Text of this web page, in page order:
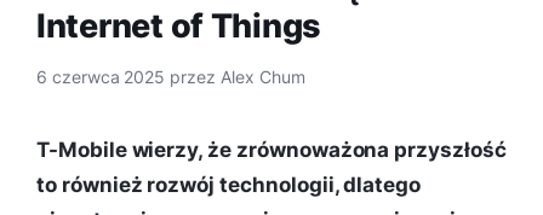
Internet of Things
6 czerwca 2025 przez Alex Chum
T-Mobile wierzy, że zrównoważona przyszłość
to również rozwój technologii, dlatego